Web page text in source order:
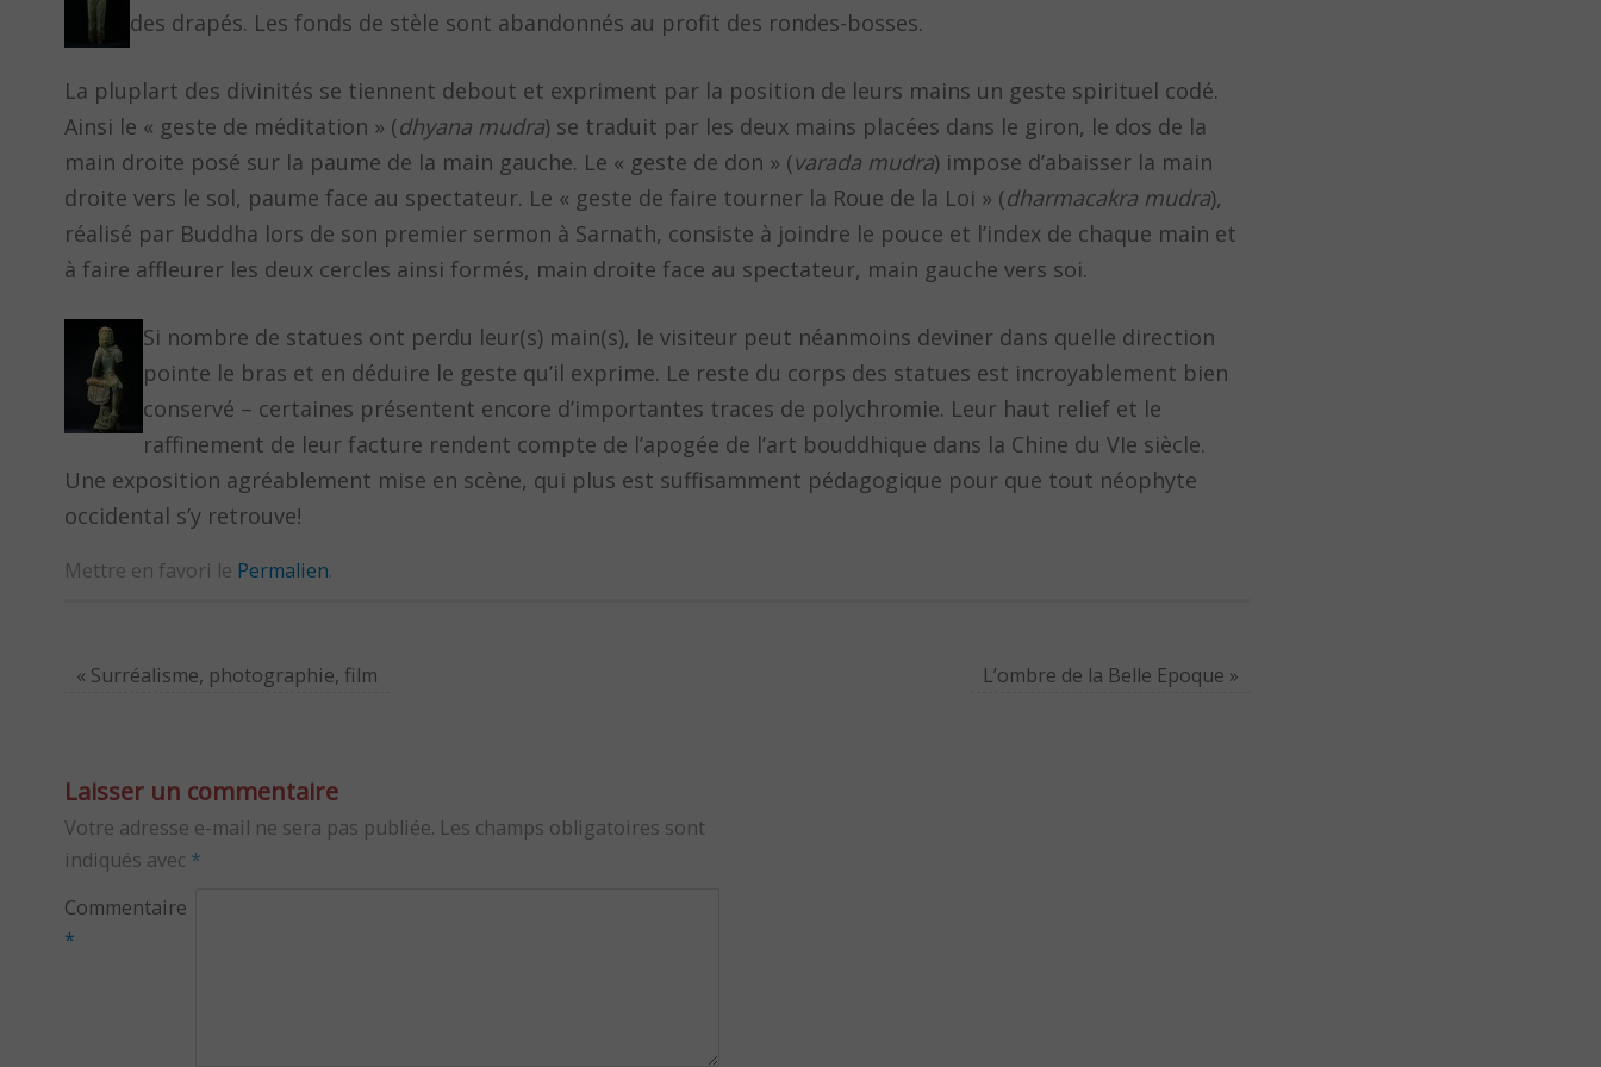
des drapés. Les fonds de stèle sont abandonnés au profit des rondes-bosses.
La pluplart des divinités se tiennent debout et expriment par la position de leurs mains un geste spirituel codé.
Ainsi le « geste de méditation » (dhyana mudra) se traduit par les deux mains placées dans le giron, le dos de la
main droite posé sur la paume de la main gauche. Le « geste de don » (varada mudra) impose d’abaisser la main
droite vers le sol, paume face au spectateur. Le « geste de faire tourner la Roue de la Loi » (dharmacakra mudra),
réalisé par Buddha lors de son premier sermon à Sarnath, consiste à joindre le pouce et l’index de chaque main et
à faire affleurer les deux cercles ainsi formés, main droite face au spectateur, main gauche vers soi.
Si nombre de statues ont perdu leur(s) main(s), le visiteur peut néanmoins deviner dans quelle direction
pointe le bras et en déduire le geste qu’il exprime. Le reste du corps des statues est incroyablement bien
conservé – certaines présentent encore d’importantes traces de polychromie. Leur haut relief et le
raffinement de leur facture rendent compte de l’apogée de l’art bouddhique dans la Chine du VIe siècle.
Une exposition agréablement mise en scène, qui plus est suffisamment pédagogique pour que tout néophyte
occidental s’y retrouve!
Mettre en favori le Permalien.
« Surréalisme, photographie, film L’ombre de la Belle Epoque »
Laisser un commentaire
Votre adresse e-mail ne sera pas publiée. Les champs obligatoires sont
indiqués avec *
Commentaire
*